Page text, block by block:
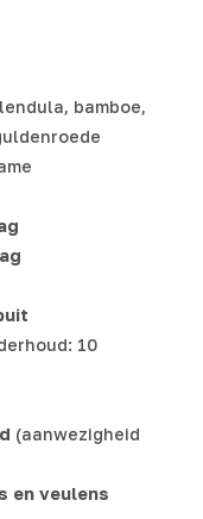
bamboe,
10
(aanwezigheid
en veulens